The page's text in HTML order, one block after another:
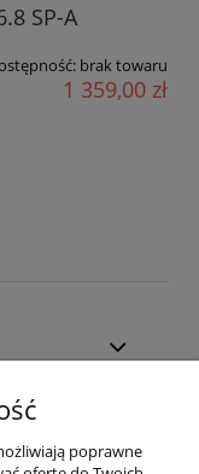
SP-A
brak towaru
1 359,00 zł
poprawne